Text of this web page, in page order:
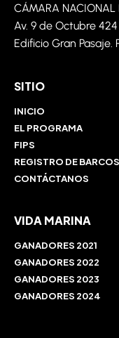
CÁMARA NACIONAL
Av. 9 de Octubre 424
Edificio Gran Pasaje.
SITIO
INICIO
EL PROGRAMA
FIPS
REGISTRO DE
CONTÁCTANOS
VIDA MARINA
GANADORES 2021
GANADORES 2022
GANADORES 2023
GANADORES 2024